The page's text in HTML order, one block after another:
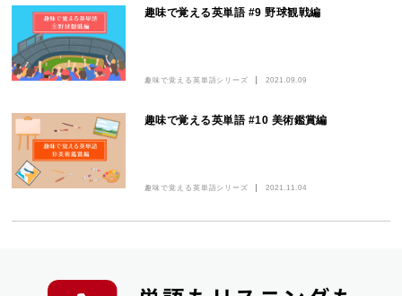
趣味で覚える英単語 #9 野球観戦編
趣味で覚える英単語シリーズ 2021.09.09
趣味で覚える英単語 #10 美術鑑賞編
趣味で覚える英単語シリーズ 2021.11.04